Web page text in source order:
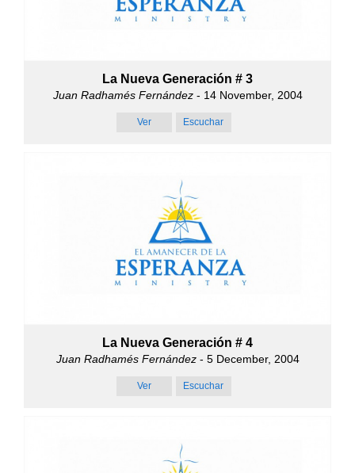
La Nueva Generación # 3
Juan Radhamés Fernández- 14 November, 2004
Ver Escuchar
La Nueva Generación # 4
Juan Radhamés Fernández- 5 December, 2004
Ver Escuchar